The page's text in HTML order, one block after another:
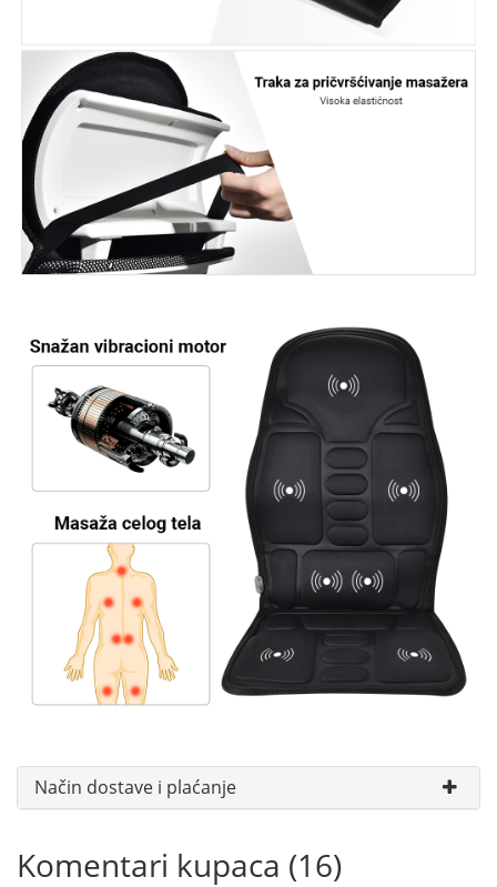
Način dostave i plaćanje
Komentari kupaca (16)